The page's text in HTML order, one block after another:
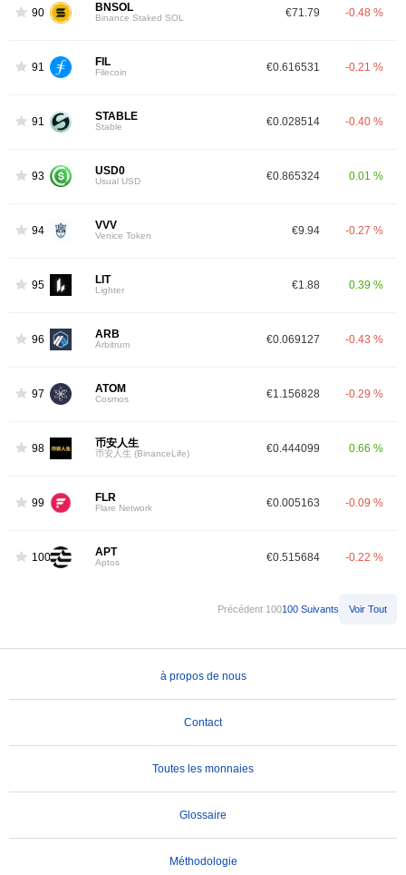
90 BNSOL
Binance Staked SOL €71.79 -0.48 %
91 FIL
Filecoin €0.616531 -0.21 %
91 STABLE
Stable €0.028514 -0.40 %
93 USD0
Usual USD €0.865324 0.01 %
94 VVV
Venice Token €9.94 -0.27 %
95 LIT
Lighter €1.88 0.39 %
96 ARB
Arbitrum €0.069127 -0.43 %
97 ATOM
Cosmos €1.156828 -0.29 %
98 币安人生
币安人生 (BinanceLife) €0.444099 0.66 %
99 FLR
Flare Network €0.005163 -0.09 %
100 APT
Aptos €0.515684 -0.22 %
Précédent 100100 Suivants Voir Tout
à propos de nous
Contact
Toutes les monnaies
Glossaire
Méthodologie